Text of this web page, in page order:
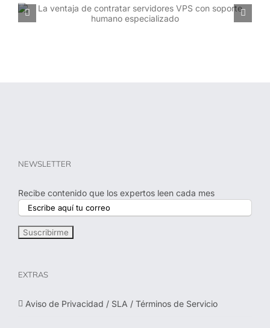
El mejor proveedor de servidores VPS para empresas
NEWSLETTER
Recibe contenido que los expertos leen cada mes
EXTRAS
Aviso de Privacidad / SLA / Términos de Servicio